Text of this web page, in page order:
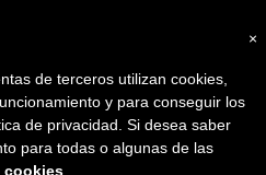
×
de terceros utilizan cookies,
y para conseguir los
de privacidad. Si desea saber
para todas o algunas de las
cookies